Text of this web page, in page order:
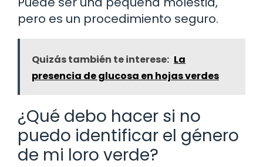
pero es un procedimiento seguro.
Quizás también te interese: La
presencia de glucosa en hojas verdes
¿Qué debo hacer si no
puedo identificar el género
de mi loro verde?